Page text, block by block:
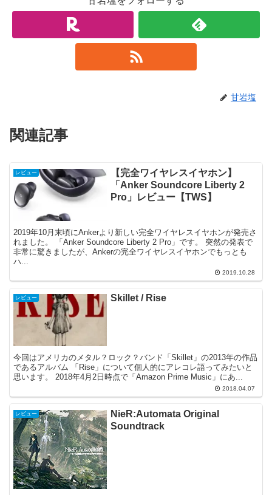
甘岩塩
関連記事
レビュー
【完全ワイヤレスイヤホン】
「Anker Soundcore Liberty 2
Pro」レビュー【TWS】
2019年10月末頃にAnkerより新しい完全ワイヤレスイヤホンが発売さ
れました。 「Anker Soundcore Liberty 2 Pro」です。 突然の発表で
非常に驚きましたが、Ankerの完全ワイヤレスイヤホンでもっとも
ハ...
2019.10.28
レビュー Skillet / Rise
今回はアメリカのメタル？ロック？バンド「Skillet」の2013年の作品
であるアルバム 「Rise」について個人的にアレコレ語ってみたいと
思います。 2018年4月2日時点で「Amazon Prime Music」にあ...
2018.04.07
レビュー
NieR:Automata Original
Soundtrack